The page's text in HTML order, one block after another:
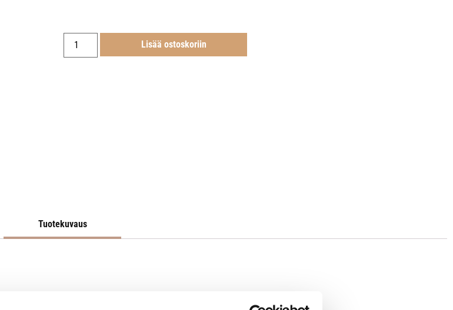
Lisää ostoskoriin
Tuotekuvaus
ja leivän siirtämiseen myös leivinuuniin.